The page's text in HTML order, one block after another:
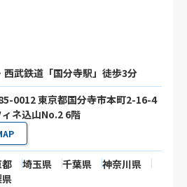
西武鉄道「国分寺駅」徒歩3分
0012 東京都国分寺市本町2-16-4
ィネ込山No.2 6階
埼玉県 千葉県
神奈川県